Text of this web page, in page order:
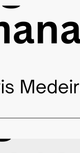
A beleza da vida
Redação 7 de
Eu tinha que
vírgulas,
Read More…